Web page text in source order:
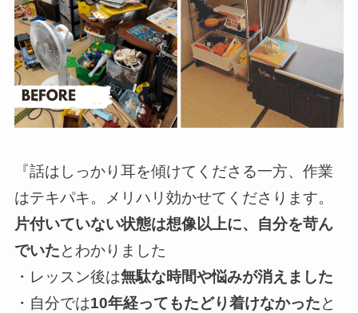
『話はしっかり耳を傾けてくださる一方、作業
はテキパキ。メリハリ効かせてくださります。
片付いていない状態は想像以上に、自分を苛ん
でいたとわかりました
・レッスン後は無駄な時間や悩みが消えました
・自分では10年経ってもたどり着けなかったと